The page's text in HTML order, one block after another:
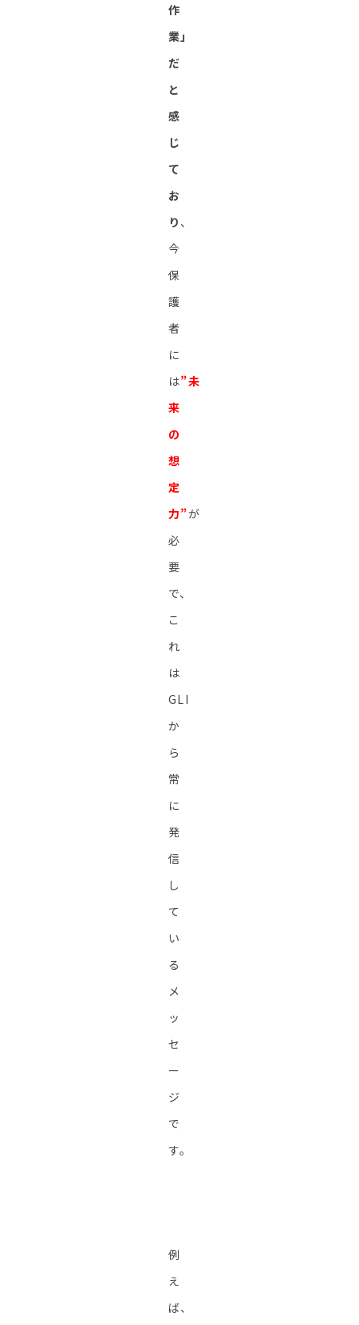
作
業」
だ
と
感
じ
て
お
り 、
今
保
護
者
に
は”未
来
の
想
定
力”が
必
要
で、
こ
れ
は
GLI
か
ら
常
に
発
信
し
て
い
る
メ
ッ
セ
ー
ジ
で
す。
例
え
ば、